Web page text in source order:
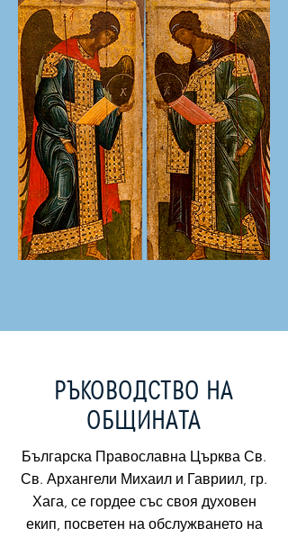
РЪКОВОДСТВО НА
ОБЩИНАТА
Българска Православна Църква Св.
Св. Архангели Михаил и Гавриил, гр.
Хага, се гордее със своя духовен
екип, посветен на обслужването на